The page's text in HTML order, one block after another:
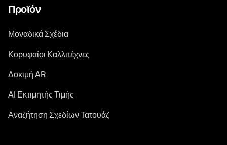
Προϊόν
Μοναδικά Σχέδια
Κορυφαίοι Καλλιτέχνες
Δοκιμή AR
AI Εκτιμητής Τιμής
Αναζήτηση Σχεδίων Τατουάζ